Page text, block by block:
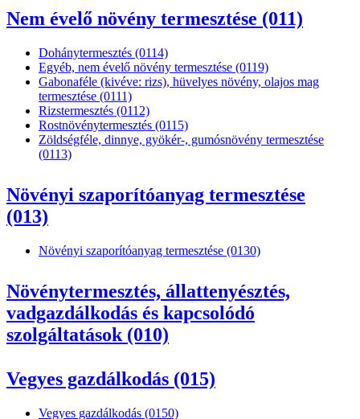
Nem évelő növény termesztése (011)
Dohánytermesztés (0114)
Egyéb, nem évelő növény termesztése (0119)
Gabonaféle (kivéve: rizs), hüvelyes növény, olajos mag
termesztése (0111)
Rizstermesztés (0112)
Rostnövénytermesztés (0115)
Zöldségféle, dinnye, gyökér-, gumósnövény termesztése
(0113)
Növényi szaporítóanyag termesztése
(013)
Növényi szaporítóanyag termesztése (0130)
Növénytermesztés, állattenyésztés,
vadgazdálkodás és kapcsolódó
szolgáltatások (010)
Vegyes gazdálkodás (015)
Vegyes gazdálkodás (0150)